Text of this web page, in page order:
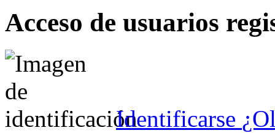
Acceso de usuarios
Identificarse